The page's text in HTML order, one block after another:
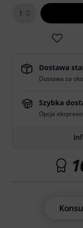
1
Dostawa
Dostawa za
Szybka
Opcja